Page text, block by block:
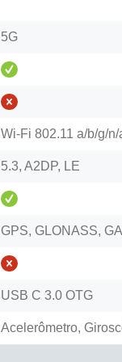
5G
Wi-Fi 802.11 a/b/g/
5.3, A2DP, LE
GPS, GLONASS,
USB C 3.0 OTG
Acelerômetro,